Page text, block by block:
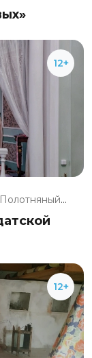
12+
Музей-заповедник «Полотняный З...
12+